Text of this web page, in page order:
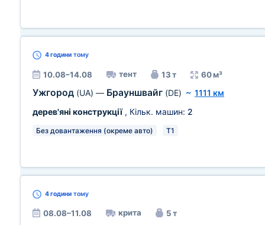
4 години тому
10.08–14.08 тент 13 т 60 м³
Ужгород (UA) — Брауншвайг (DE) ~ 1111 км
дерев'яні конструкції, Кільк. машин: 2
Без довантаження (окреме авто) T1
4 години тому
08.08–11.08 крита 5 т